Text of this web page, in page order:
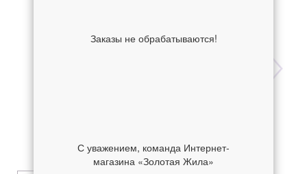
Заказы не обрабатываются!
С уважением, команда Интернет-
магазина «Золотая Жила»